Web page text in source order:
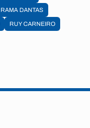
RAMA DANTAS
RUY CARNEIRO